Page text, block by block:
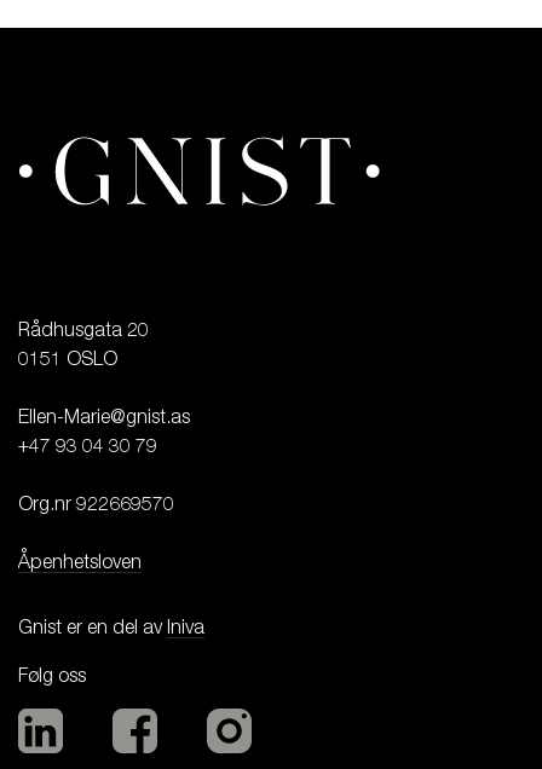
Rådhusgata 20
0151 OSLO
Ellen-Marie@gnist.as
+47 93 04 30 79
Org.nr 922669570
Åpenhetsloven
Gnist er en del avIniva
Følg oss